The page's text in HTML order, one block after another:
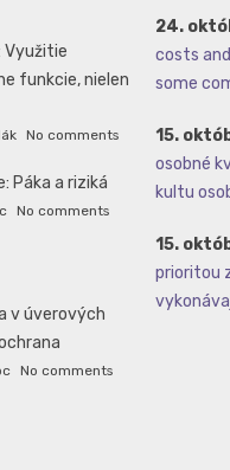
Využitie
funkcie, nielen
No comments
Páka a riziká
No comments
v úverových
No comments
24.
costs
some
15.
osobné
kultu
15.
prioritou